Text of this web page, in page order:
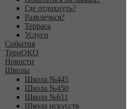
Где отдохнуть?
Развлечься?
Терраса
Услуги
События
ТериОКО
Новости
Школы
Школа №445
Школа №450
Школа №611
Школа искусств